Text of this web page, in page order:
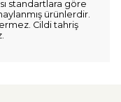
standartlara göre
ürünlerdir.
Cildi tahriş